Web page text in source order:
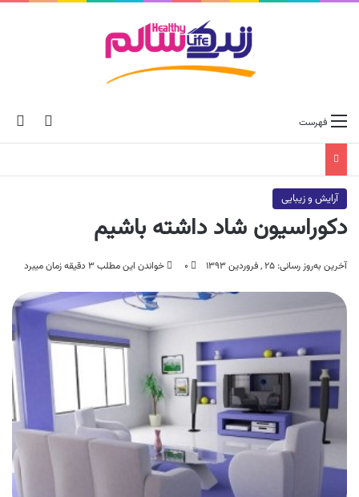
skin فهرست
آرایش و زیبایی
دکوراسیون شاد داشته باشیم
آخرین به‌روز رسانی: ۲۵ , فروردین ۱۳۹۳ ۰ خواندن این مطلب ۳ دقیقه زمان میبرد